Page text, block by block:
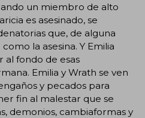
un miembro de alto
es asesinado, se
que, de alguna
la asesina. Y Emilia
al fondo de esas
Emilia y Wrath se ven
y pecados para
fin al malestar que se
demonios, cambiaformas y